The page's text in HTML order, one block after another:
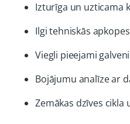
Izturīga un uzticama
Ilgi tehniskās
Viegli pieejami
Bojājumu analīze ar
Zemākas dzīves cikla